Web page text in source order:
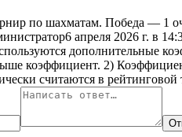
по шахматам. Победа — 1
6 апреля 2026 г. в
дополнительные
коэффициент. 2)
считаются в рейтинговой